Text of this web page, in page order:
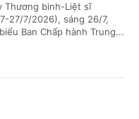
Thương binh-Liệt sĩ
27/7/2026), sáng 26/7,
Ban Chấp hành Trung...